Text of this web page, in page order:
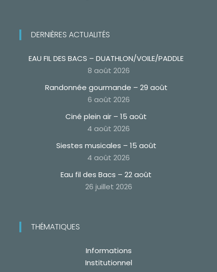
DERNIÈRES ACTUALITÉS
EAU FIL DES BACS – DUATHLON/VOILE/PADDLE
8 août 2026
Randonnée gourmande – 29 août
6 août 2026
Ciné plein air – 15 août
4 août 2026
Siestes musicales – 15 août
4 août 2026
Eau fil des Bacs – 22 août
26 juillet 2026
THÉMATIQUES
Informations
Institutionnel